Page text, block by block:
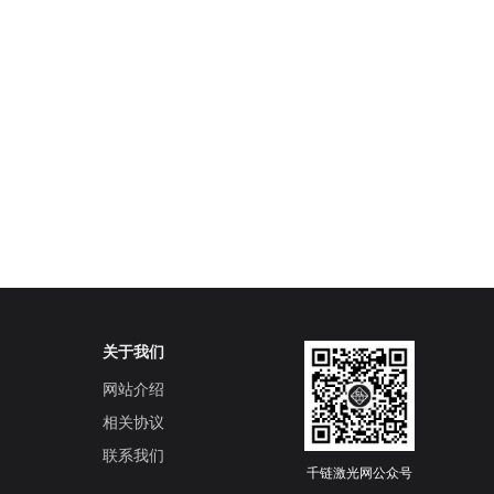
关于我们
网站介绍
相关协议
联系我们
千链激光网公众号